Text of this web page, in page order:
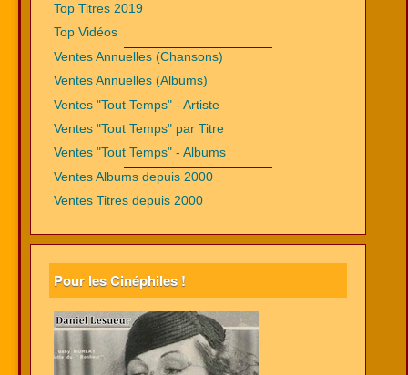
Top Titres 2019
Top Vidéos
Ventes Annuelles (Chansons)
Ventes Annuelles (Albums)
Ventes "Tout Temps" - Artiste
Ventes "Tout Temps" par Titre
Ventes "Tout Temps" - Albums
Ventes Albums depuis 2000
Ventes Titres depuis 2000
Pour les Cinéphiles !